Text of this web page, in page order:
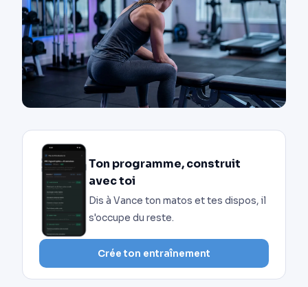
Ton programme, construit
avec toi
Dis à Vance ton matos et tes dispos, il
s'occupe du reste.
Crée ton entraînement